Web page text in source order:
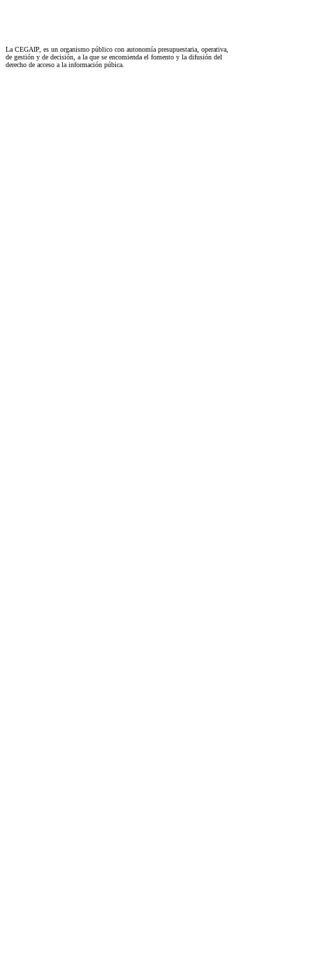
La CEGAIP, es un organismo público con autonomía presupuestaria, operativa,
de gestión y de decisión, a la que se encomienda el fomento y la difusión del
derecho de acceso a la información púbica.